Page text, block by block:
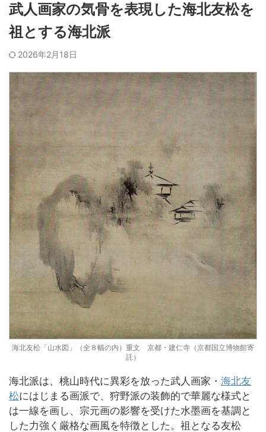
武人画家の気骨を表現した海北友松を
祖とする海北派
2026年2月18日
海北友松「山水図」（全８幅の内）重文 京都・建仁寺（京都国立博物館寄
託）
海北派は、桃山時代に異彩を放った武人画家・ 海北友
松にはじまる画派で、狩野派の装飾的で華麗な様式と
は一線を画し、宗元画の影響を受けた水墨画を基調と
した力強く厳格な画風を特徴とした。祖となる友松